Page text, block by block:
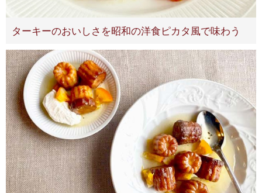
ターキーのおいしさを昭和の洋食ピカタ風で味わう